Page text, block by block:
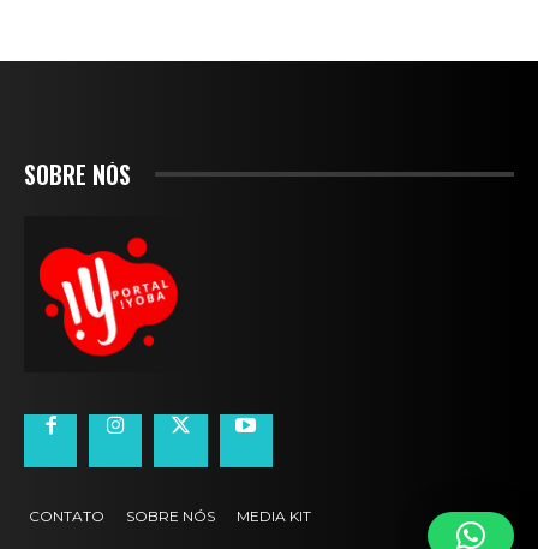
SOBRE NÓS
CONTATO SOBRE NÓS MEDIA KIT